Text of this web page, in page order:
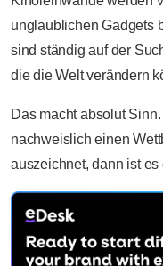
unglaublichen Gadgets
sind ständig auf der
die die Welt verändern
Das macht absolut
nachweislich einen
auszeichnet, dann ist